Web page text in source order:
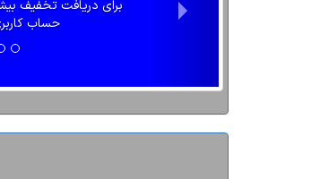
برای دریافت تخفیف
حساب